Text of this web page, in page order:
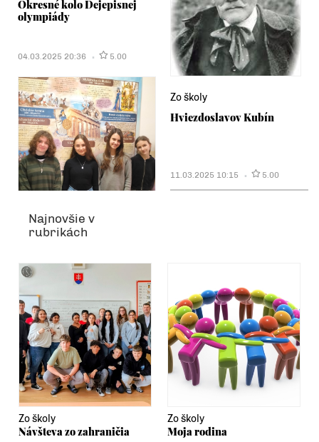
Okresné kolo Dejepisnej
olympiády
04.03.2025 20:36 5.00
Zo školy
Hviezdoslavov Kubín
11.03.2025 10:15 5.00
Najnovšie v
rubrikách
Zo školy
Návšteva zo zahraničia
Zo školy
Moja rodina